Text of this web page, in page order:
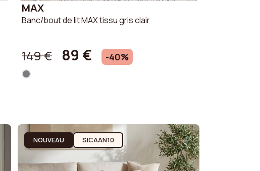
MAX
Banc/bout de lit MAX tissu gris clair
149 € 89 € -40%
NOUVEAU SICAAN10